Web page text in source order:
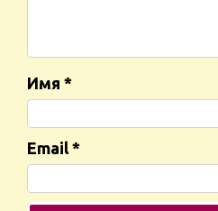
Имя *
Email *